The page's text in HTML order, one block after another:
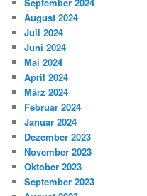
August 2024
Juli 2024
Juni 2024
Mai 2024
April 2024
März 2024
Februar 2024
Januar 2024
Dezember 2023
November 2023
Oktober 2023
September 2023